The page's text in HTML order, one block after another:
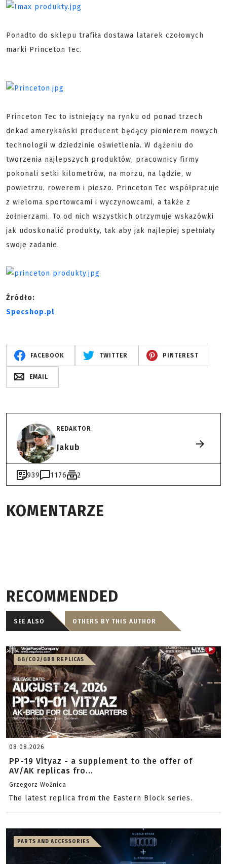
Ponadto do sklepu trafiła dostawa latarek czołowych
marki Princeton Tec.
Princeton Tec to istniejący na rynku od ponad trzech
dekad amerykański producent będący pionierem nowych
technologii w dziedzinie oświetlenia. W dążeniu do
tworzenia najlepszych produktów, pracownicy firmy
pokonali setki kilometrów, na morzu, na lądzie, w
powietrzu, rowerem i pieszo. Princeton Tec współpracuje
z wieloma sportowcami i wyczynowcami, a także z
żołnierzami. To od nich wszystkich otrzymuje wskazówki
jak udoskonalić produkty, tak aby jak najlepiej spełniały
swoje zadanie.
Źródło:
Specshop.pl
FACEBOOK TWITTER PINTEREST
EMAIL
REDAKTOR
Jakub
939 1176 2
KOMENTARZE
RECOMMENDED
SEE ALSO OTHERS BY THIS AUTHOR
GG/CO2/GBB REPLICAS
08.08.2026
PP-19 Vityaz - a supplement to the offer of
AV/AK replicas fro...
Grzegorz Woźnica
The latest replica from the Eastern Block series.
PARTS AND ACCESSORIES